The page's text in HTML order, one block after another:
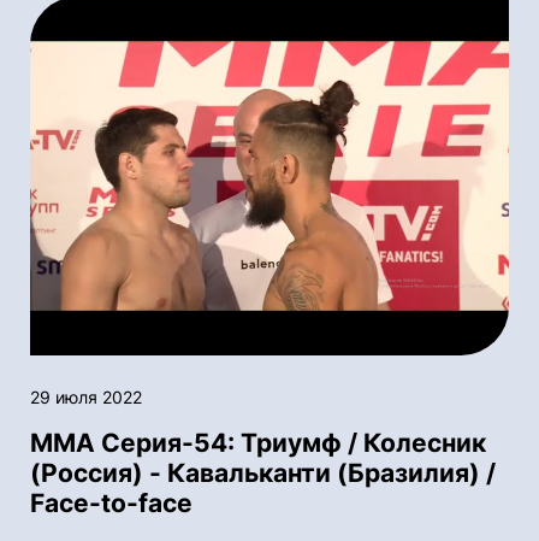
29 июля 2022
ММА Серия-54: Триумф / Колесник
(Россия) - Кавальканти (Бразилия) /
Face-to-face